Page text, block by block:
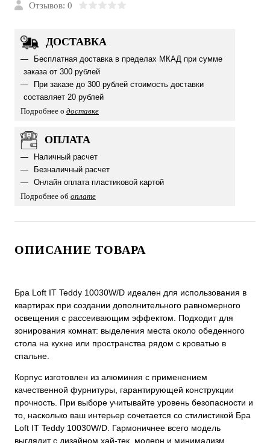
Отзывов: 0
ДОСТАВКА
Бесплатная доставка в пределах МКАД при сумме
заказа от 300 рублей
При заказе до 300 рублей стоимость доставки
составляет 20 рублей
Подробнее о доставке
ОПЛАТА
Наличный расчет
Безналичный расчет
Онлайн оплата пластиковой картой
Подробнее об оплате
ОПИСАНИЕ ТОВАРА
Бра Loft IT Teddy 10030W/D идеален для использования в
квартирах при создании дополнительного равномерного
освещения с рассеивающим эффектом. Подходит для
зонирования комнат: выделения места около обеденного
стола на кухне или пространства рядом с кроватью в
спальне.
Корпус изготовлен из алюминия с применением
качественной фурнитуры, гарантирующей конструкции
прочность. При выборе учитывайте уровень безопасности и
то, насколько ваш интерьер сочетается со стилистикой Бра
Loft IT Teddy 10030W/D. Гармоничнее всего модель
выглядит с дизайном хай-тек, модерн и минимализм.